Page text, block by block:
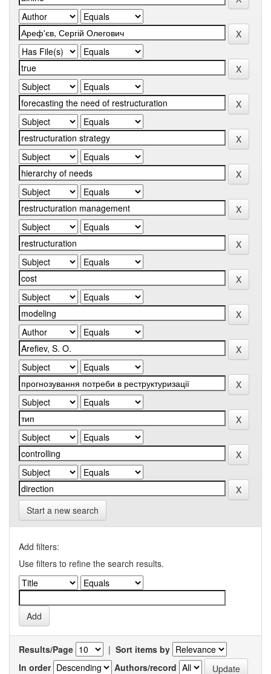
Start a new search
Add filters:
Use filters to refine the search results.
Results/Page | Sort items by
In order
Authors/record